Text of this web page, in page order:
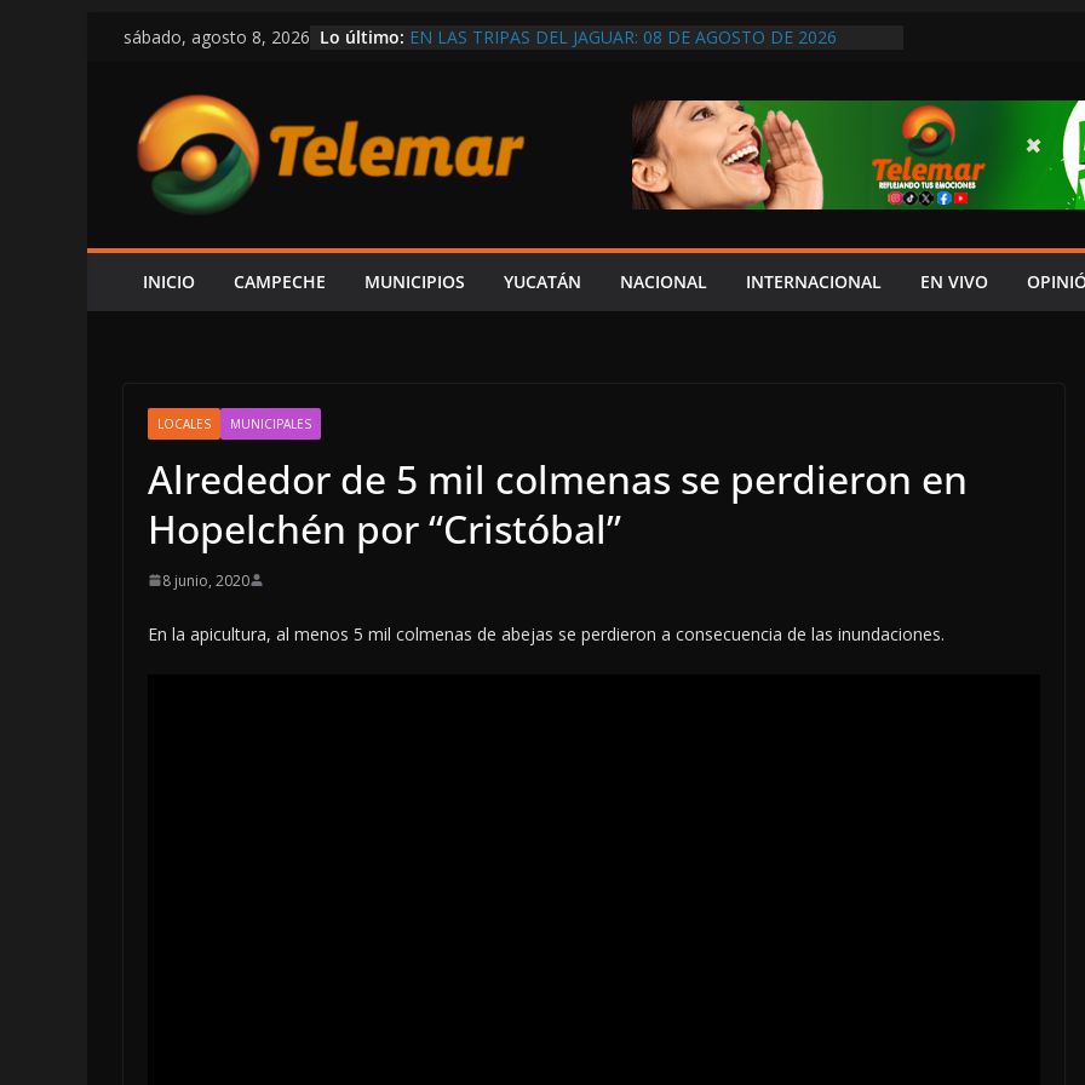
Saltar
contenido
sábado, agosto 8, 2026 Lo último: EN LAS TRIPAS DEL JAGUAR: 08 DE AGOSTO DE 2026
“NO VIVIMOS BUENOS TIEMPOS PARA LA LIBERTAD DE
EXPRESIÓN NI PARA LA DEMOCRACIA EN MÉXICO”: LUIS
CÁRDENAS; SE DESPIDIÓ DE MVS
FAMILIARES BUSCAN SIN DESCANSO A JOVEN
CIRCULA EN REDES: NADIE COMO LAYDA PARA
DEMOSTRAR LA HIPOCRESÍA DE LA AUSTERIDAD
INICIO CAMPECHE MUNICIPIOS YUCATÁN NACIONAL INTERNACIONAL EN VIVO
LOCALES MUNICIPALES
Alrededor de 5 mil colmenas se perdieron en
Hopelchén por “Cristóbal”
8 junio, 2020
En la apicultura, al menos 5 mil colmenas de abejas se perdieron a consecuencia de las inundaciones.